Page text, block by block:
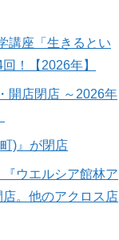
講座「生きるとい
！【2026年】
開店閉店 ～2026年
)』が閉店
『ウエルシア館林ア
。他のアクロス店